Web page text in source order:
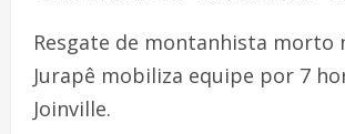
Resgate de montanhista morto
Jurapê mobiliza equipe por 7
Joinville.